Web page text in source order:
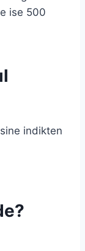
ise 500
indikten